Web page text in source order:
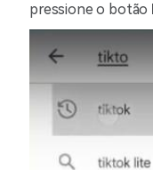
pressione o botão